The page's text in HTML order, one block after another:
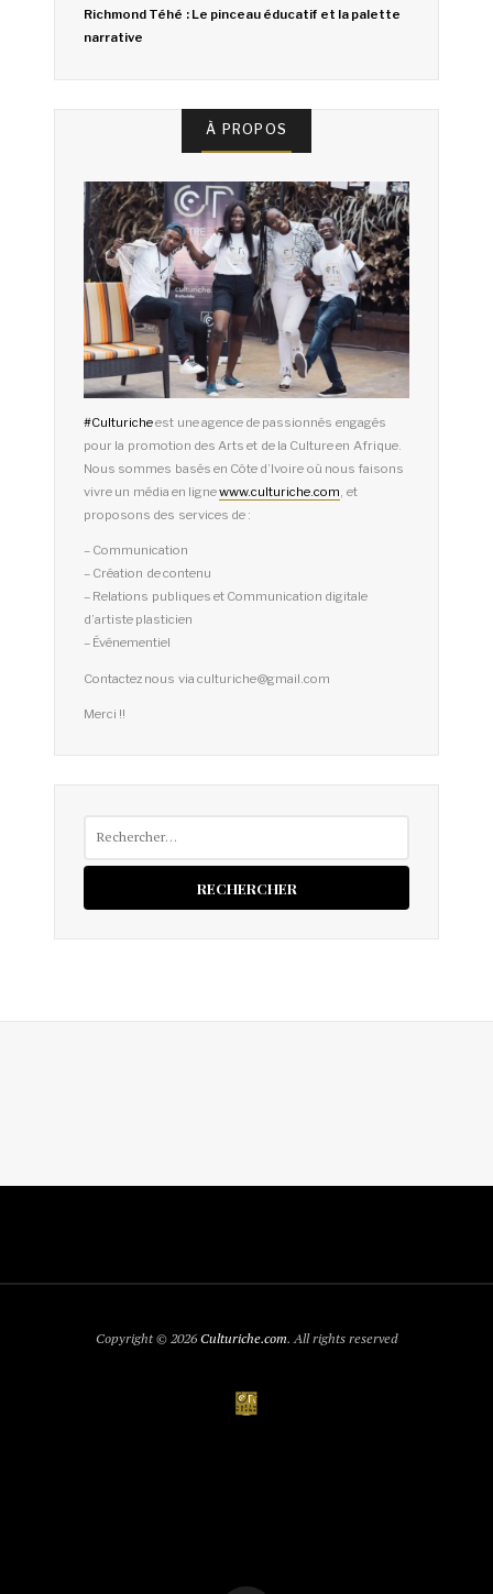
Richmond Téhé : Le pinceau éducatif et la palette
narrative
À PROPOS
#Culturicheest une agence de passionnés engagés
pour la promotion des Arts et de la Culture en Afrique.
Nous sommes basés en Côte d’Ivoire où nous faisons
vivre un média en lignewww.culturiche.com , et
proposons des services de :
– Communication
– Création de contenu
– Relations publiques et Communication digitale
d’artiste plasticien
– Événementiel
Contactez nous via culturiche@gmail.com
Merci !!
Copyright © 2026Culturiche.com. All rights reserved